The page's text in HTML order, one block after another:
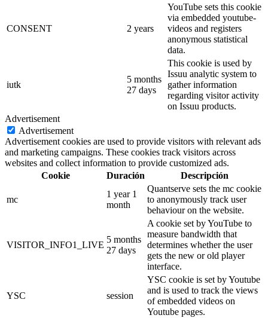
CONSENT 2 years
YouTube sets this cookie
via embedded youtube-
videos and registers
anonymous statistical
data.
iutk
5 months
27 days
This cookie is used by
Issuu analytic system to
gather information
regarding visitor activity
on Issuu products.
Advertisement
Advertisement
Advertisement cookies are used to provide visitors with relevant ads
and marketing campaigns. These cookies track visitors across
websites and collect information to provide customized ads.
Cookie
Duración Descripción
mc
1 year 1
month
Quantserve sets the mc cookie
to anonymously track user
behaviour on the website.
VISITOR_INFO1_LIVE
5 months
27 days
A cookie set by YouTube to
measure bandwidth that
determines whether the user
gets the new or old player
interface.
YSC session
YSC cookie is set by Youtube
and is used to track the views
of embedded videos on
Youtube pages.